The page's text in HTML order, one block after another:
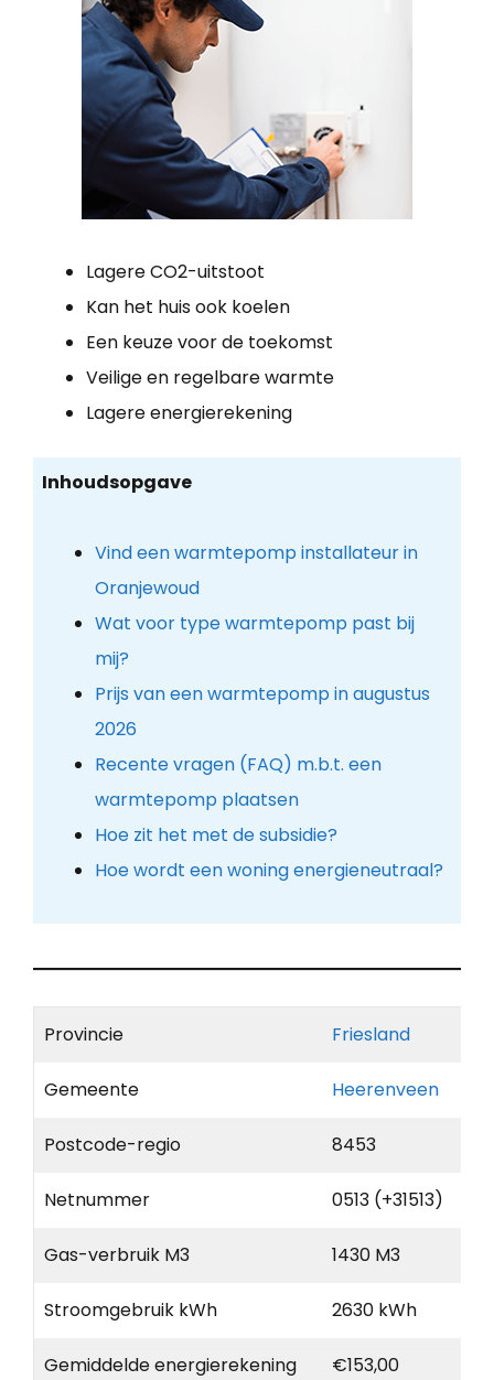
Lagere CO2-uitstoot
Kan het huis ook koelen
Een keuze voor de toekomst
Veilige en regelbare warmte
Lagere energierekening
Inhoudsopgave
Vind een warmtepomp installateur in
Oranjewoud
Wat voor type warmtepomp past bij
mij?
Prijs van een warmtepomp in augustus
2026
Recente vragen (FAQ) m.b.t. een
warmtepomp plaatsen
Hoe zit het met de subsidie?
Hoe wordt een woning energieneutraal?
Provincie Friesland
Gemeente Heerenveen
Postcode-regio 8453
Netnummer 0513 (+31513)
Gas-verbruik M3 1430 M3
Stroomgebruik kWh 2630 kWh
Gemiddelde energierekening €153,00